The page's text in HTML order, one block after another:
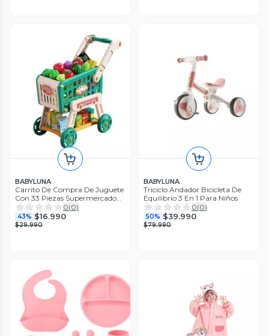
BABYLUNA
Carrito De Compra De Juguete
Con 33 Piezas Supermercado
Verde
0(0)
43% $16.990
$29.990
BABYLUNA
Triciclo Andador Bicicleta De
Equilibrio 3 En 1 Para Niños
0(0)
50% $39.990
$79.990